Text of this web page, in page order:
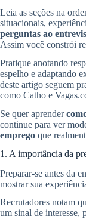
Leia as seções na
situacionais,
perguntas ao
Assim você constrói
Pratique anotando
espelho e adaptando
deste artigo seguem
como Catho e
Se quer aprender
continue para ver
emprego que
1. A importância da
Preparar-se antes da
mostrar sua
Recrutadores notam
um sinal de interesse,